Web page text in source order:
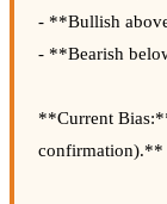
- **Bullish
- **Bearish
**Current
confirmation).**